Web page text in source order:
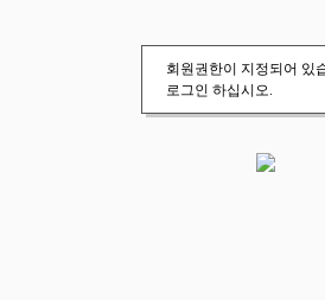
회원권한이 지정되어 있
로그인 하십시오.